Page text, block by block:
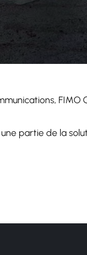
FIMO
partie de la